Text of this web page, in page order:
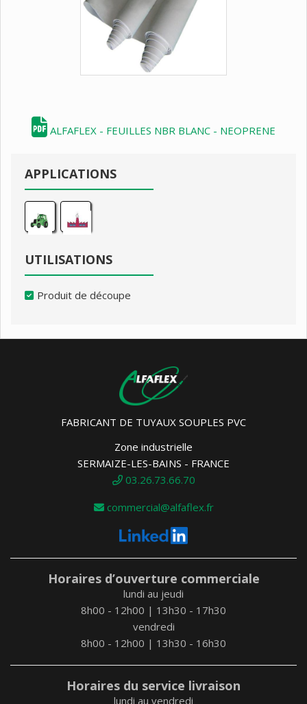
ALFAFLEX - FEUILLES NBR BLANC - NEOPRENE
APPLICATIONS
UTILISATIONS
Produit de découpe
FABRICANT DE TUYAUX SOUPLES PVC
Zone industrielle
SERMAIZE-LES-BAINS - FRANCE
03.26.73.66.70
commercial@alfaflex.fr
Horaires d’ouverture commerciale
lundi au jeudi
8h00 - 12h00 | 13h30 - 17h30
vendredi
8h00 - 12h00 | 13h30 - 16h30
Horaires du service livraison
lundi au vendredi